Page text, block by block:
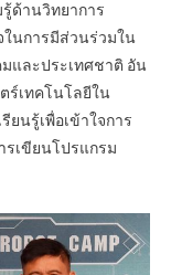
ด้านวิทยาการ
นการมีส่วนร่วมใน
และประเทศชาติ อัน
ร์เทคโนโลยีใน
ยนรู้เพื่อเข้าใจการ
เขียนโปรแกรม